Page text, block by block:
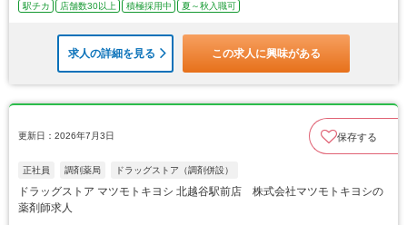
駅チカ
店舗数30以上 積極採用中 夏～秋入職可
求人の詳細を見る この求人に興味がある
更新日：2026年7月3日 保存する
正社員 調剤薬局 ドラッグストア（調剤併設）
ドラッグストア マツモトキヨシ 北越谷駅前店 株式会社マツモトキヨシの
薬剤師求人